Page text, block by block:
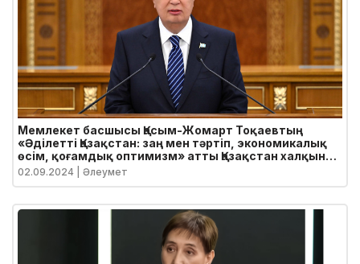
Мемлекет басшысы Қасым-Жомарт Тоқаевтың
«Әділетті Қазақстан: заң мен тәртіп, экономикалық
өсім, қоғамдық оптимизм» атты Қазақстан халқына
Жолдауы
02.09.2024 | Әлеумет